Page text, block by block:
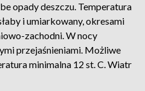
opady deszczu. Temperatura
i umiarkowany, okresami
zachodni. W nocy
przejaśnieniami. Możliwe
minimalna 12 st. C. Wiatr